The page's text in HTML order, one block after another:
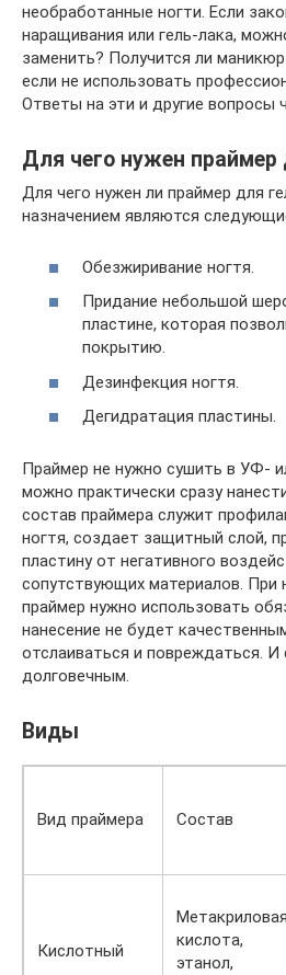
необработанные ногти. Если
наращивания или гель-лака,
заменить? Получится ли
если не использовать
Ответы на эти и другие вопросы
Для чего нужен праймер
Для чего нужен ли праймер для
назначением являются
Обезжиривание ногтя.
Придание небольшой
пластине, которая
покрытию.
Дезинфекция ногтя.
Дегидратация пластины.
Праймер не нужно сушить в УФ-
можно практически сразу
состав праймера служит
ногтя, создает защитный слой,
пластину от негативного
сопутствующих материалов. При
праймер нужно использовать
нанесение не будет
отслаиваться и повреждаться.
долговечным.
Виды
Вид праймера Состав
Кислотный
Метакриловая
кислота,
этанол,